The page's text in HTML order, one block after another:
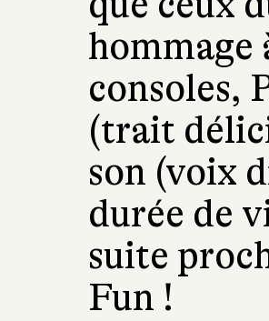
hommage
consoles,
(trait
son (voix
durée de
suite
Fun !